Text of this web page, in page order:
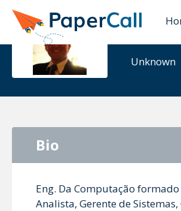
Unknown
Bio
Eng. Da Computação
Analista, Gerente de